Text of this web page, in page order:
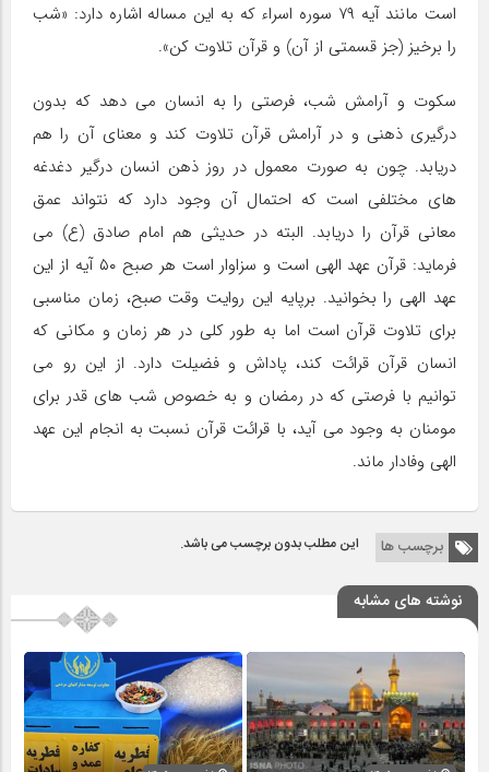
است مانند آیه ۷۹ سوره اسراء که به این مساله اشاره دارد: «شب
را برخیز (جز قسمتی از آن) و قرآن تلاوت کن».
سکوت و آرامش شب، فرصتی را به انسان می دهد که بدون
درگیری ذهنی و در آرامش قرآن تلاوت کند و معنای آن را هم
دریابد. چون به صورت معمول در روز ذهن انسان درگیر دغدغه
های مختلفی است که احتمال آن وجود دارد که نتواند عمق
معانی قرآن را دریابد. البته در حدیثی هم امام صادق (ع) می
فرماید: قرآن عهد الهی است و سزاوار است هر صبح ۵۰ آیه از این
عهد الهی را بخوانید. برپایه این روایت وقت صبح، زمان مناسبی
برای تلاوت قرآن است اما به طور کلی در هر زمان و مکانی که
انسان قرآن قرائت کند، پاداش و فضیلت دارد. از این رو می
توانیم با فرصتی که در رمضان و به خصوص شب های قدر برای
مومنان به وجود می آید، با قرائت قرآن نسبت به انجام این عهد
الهی وفادار ماند.
برچسب ها این مطلب بدون برچسب می باشد.
نوشته های مشابه